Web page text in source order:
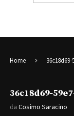
Home
36c18d69-
da Cosimo Saracino